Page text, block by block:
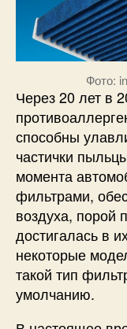
Фото:
Через 20 лет в
способны
частички
момента
фильтрами,
воздуха, порой
достигалась в
некоторые
такой тип
умолчанию.